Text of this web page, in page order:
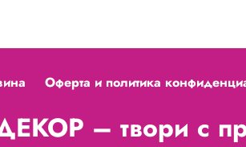
Оферта и политика
– твори с